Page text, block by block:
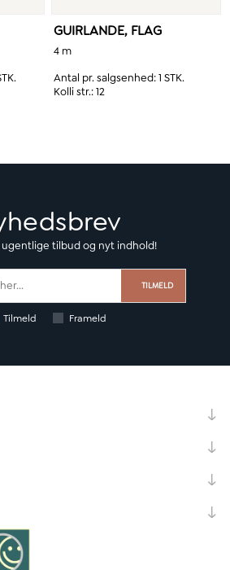
GUIRLANDE, FLAG
4 m
Antal pr. salgsenhed:1 STK.
Kolli str.:12
tilbud og nyt indhold!
TILMELD
Tilmeld Frameld